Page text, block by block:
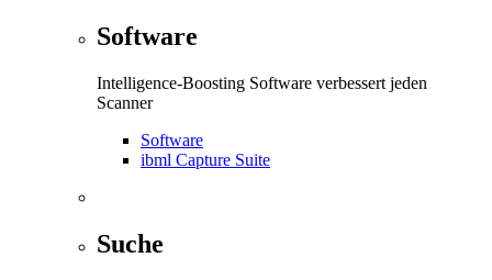
Software
Intelligence-Boosting Software verbessert jeden
Scanner
Software
ibml Capture Suite
Suche